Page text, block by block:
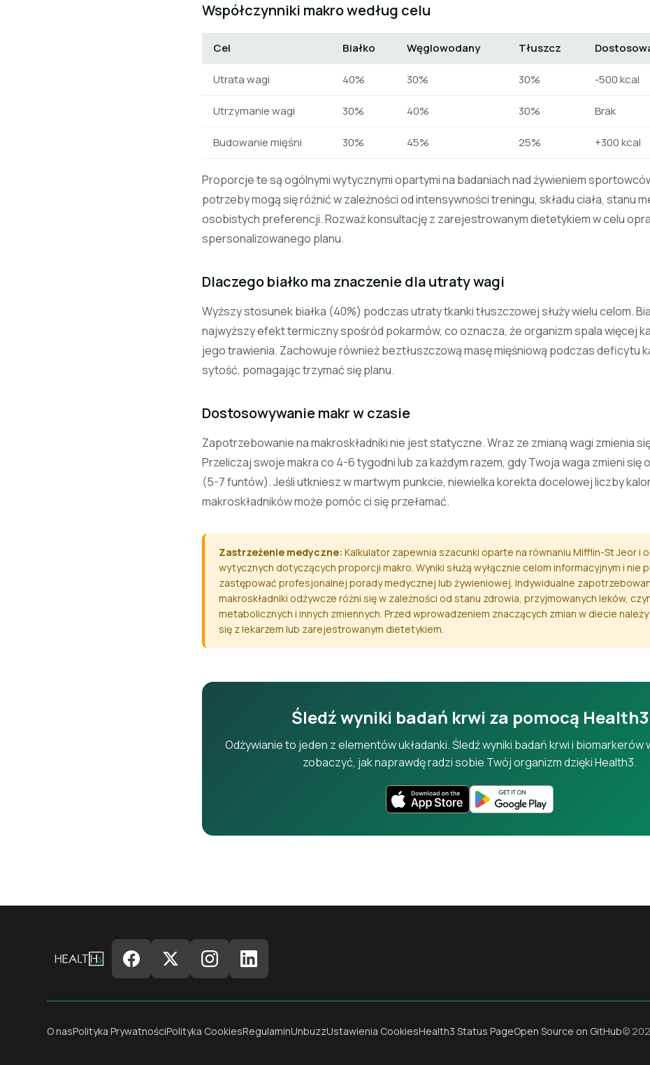
Współczynniki makro według celu
Cel Białko Węglowodany Tłuszcz
Utrata wagi 40% 30% 30% -500 kcal
Utrzymanie wagi 30% 40% 30% Brak
Budowanie mięśni 30% 45% 25% +300 kcal
Proporcje te są ogólnymi wytycznymi opartymi na badaniach nad żywieniem
potrzeby mogą się różnić w zależności od intensywności treningu, składu ciała, stanu
osobistych preferencji. Rozważ konsultację z zarejestrowanym dietetykiem w celu
spersonalizowanego planu.
Dlaczego białko ma znaczenie dla utraty wagi
Wyższy stosunek białka (40%) podczas utraty tkanki tłuszczowej służy wielu celom.
najwyższy efekt termiczny spośród pokarmów, co oznacza, że organizm spala więcej
jego trawienia. Zachowuje również beztłuszczową masę mięśniową podczas deficytu
sytość, pomagając trzymać się planu.
Dostosowywanie makr w czasie
Zapotrzebowanie na makroskładniki nie jest statyczne. Wraz ze zmianą wagi zmienia
Przeliczaj swoje makra co 4-6 tygodni lub za każdym razem, gdy Twoja waga zmieni się
(5-7 funtów). Jeśli utkniesz w martwym punkcie, niewielka korekta docelowej liczby
makroskładników może pomóc ci się przełamać.
Zastrzeżenie medyczne: Kalkulator zapewnia szacunki oparte na równaniu Mifflin-St Jeor i
wytycznych dotyczących proporcji makro. Wyniki służą wyłącznie celom informacyjnym i nie
zastępować profesjonalnej porady medycznej lub żywieniowej. Indywidualne
makroskładniki odżywcze różni się w zależności od stanu zdrowia, przyjmowanych leków,
metabolicznych i innych zmiennych. Przed wprowadzeniem znaczących zmian w diecie
się z lekarzem lub zarejestrowanym dietetykiem.
Śledź wyniki badań krwi za pomocą Health3
Odżywianie to jeden z elementów układanki. Śledź wyniki badań krwi i biomarkerów
zobaczyć, jak naprawdę radzi sobie Twój organizm dzięki Health3.
O nasPolityka PrywatnościPolityka CookiesRegulaminUnbuzzUstawienia CookiesHealth3 Status PageOpen Source on GitHub©